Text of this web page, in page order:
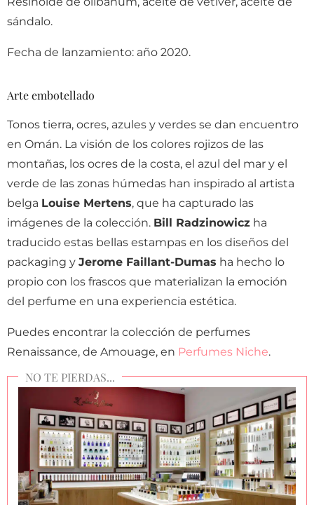
sándalo.
Fecha de lanzamiento: año 2020.
Arte embotellado
Tonos tierra, ocres, azules y verdes se dan encuentro
en Omán. La visión de los colores rojizos de las
montañas, los ocres de la costa, el azul del mar y el
verde de las zonas húmedas han inspirado al artista
belga Louise Mertens, que ha capturado las
imágenes de la colección. Bill Radzinowicz ha
traducido estas bellas estampas en los diseños del
packaging y Jerome Faillant-Dumas ha hecho lo
propio con los frascos que materializan la emoción
del perfume en una experiencia estética.
Puedes encontrar la colección de perfumes
Renaissance, de Amouage, en Perfumes Niche.